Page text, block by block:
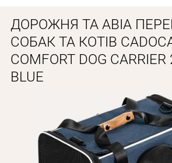
ПІКЛУВАННЯ
ВІД СПЕКИ
ВЛАСНЕ
АКЦІЇ
ДЛЯ КОТІВ
Оплата і доставка
ДОРОЖНЯ ТА АВІА
СОБАК ТА КОТІВ
COMFORT DOG
BLUE